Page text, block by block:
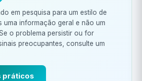
em pesquisa para um estilo de
uma informação geral e não um
o problema persistir ou for
preocupantes, consulte um
práticos